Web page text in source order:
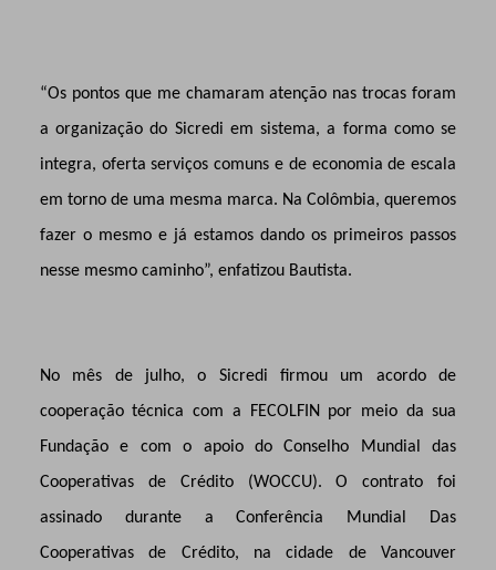
“Os pontos que me chamaram atenção nas trocas foram
a organização do Sicredi em sistema, a forma como se
integra, oferta serviços comuns e de economia de escala
em torno de uma mesma marca. Na Colômbia, queremos
fazer o mesmo e já estamos dando os primeiros passos
nesse mesmo caminho”, enfatizou Bautista.
No mês de julho, o Sicredi firmou um acordo de
cooperação técnica com a FECOLFIN por meio da sua
Fundação e com o apoio do Conselho Mundial das
Cooperativas de Crédito (WOCCU). O contrato foi
assinado durante a Conferência Mundial Das
Cooperativas de Crédito, na cidade de Vancouver